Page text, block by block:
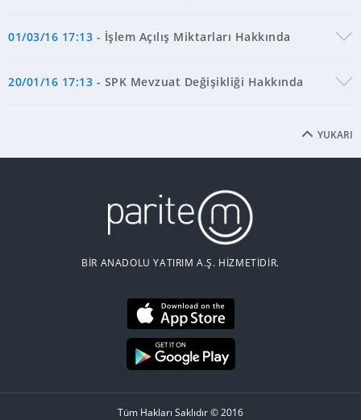
01/03/16 17:13 - İşlem Açılış Miktarları Hakkında
20/01/16 17:13 - SPK Mevzuat Değişikliği Hakkında
YUKARI
BİR ANADOLU YATIRIM A.Ş. HİZMETİDİR.
Tüm Hakları Saklıdır © 2016